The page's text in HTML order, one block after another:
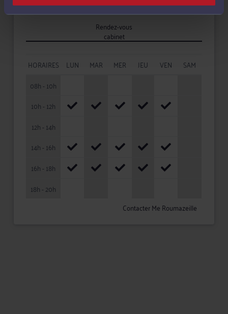
Disponibilités
Rendez-vous
cabinet
HORAIRES LUN MAR MER JEU VEN
SAM
08h - 10h
10h - 12h
12h - 14h
14h - 16h
16h - 18h
18h - 20h
Contacter Me Roumazeille